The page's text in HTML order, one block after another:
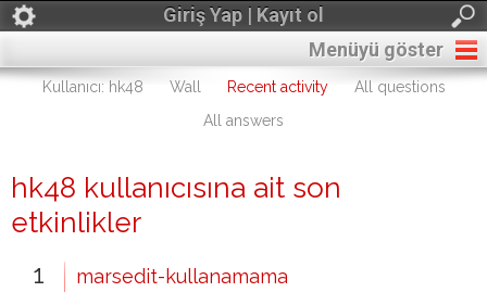
Giriş Yap | Kayıt ol
Menüyü göster
Kullanıcı: hk48 Wall Recent activity
All questions
All answers
hk48 kullanıcısına ait son
etkinlikler
1 marsedit-kullanamama